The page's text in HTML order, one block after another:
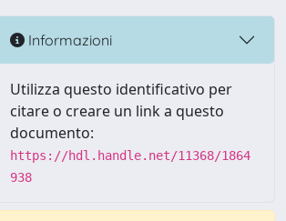
Informazioni
Utilizza questo identificativo per
citare o creare un link a questo
documento:
https://hdl.handle.net/11368/1864
938